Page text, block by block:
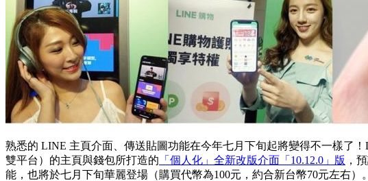
熟悉的 LINE 主頁介面、傳送貼圖功能在今年七月下旬起將變得不一樣了
雙平台）的主頁與錢包所打造的 「個人化」全新改版介面「10.12.0」版 ，
能，也將於七月下旬華麗登場（購買代幣為100元，約合新台幣70元左右）。